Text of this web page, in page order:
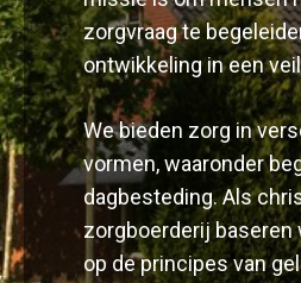
zorgvraag te
ontwikkeling in een
We bieden zorg in
vormen, waaronder
dagbesteding. Als
zorgboerderij baseren
op de principes van